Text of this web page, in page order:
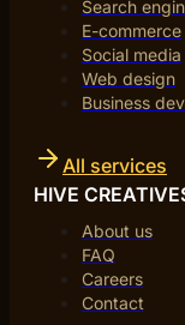
Search
E-commerce
Social media
Web design
Business
All services
HIVE
About us
FAQ
Careers
Contact